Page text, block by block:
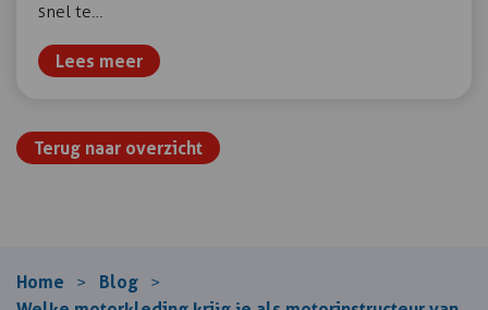
snel te…
Lees meer
Terug naar overzicht
Home > Blog >